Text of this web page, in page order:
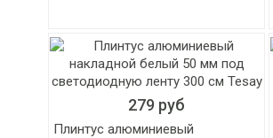
279 руб
Плинтус алюминиевый